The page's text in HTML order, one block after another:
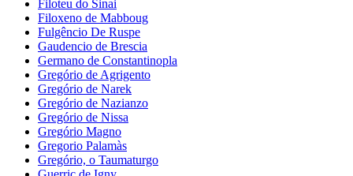
Filoteu do Sinai
Filoxeno de Mabboug
Fulgêncio De Ruspe
Gaudencio de Brescia
Germano de Constantinopla
Gregório de Agrigento
Gregório de Narek
Gregório de Nazianzo
Gregório de Nissa
Gregório Magno
Gregorio Palamàs
Gregório, o Taumaturgo